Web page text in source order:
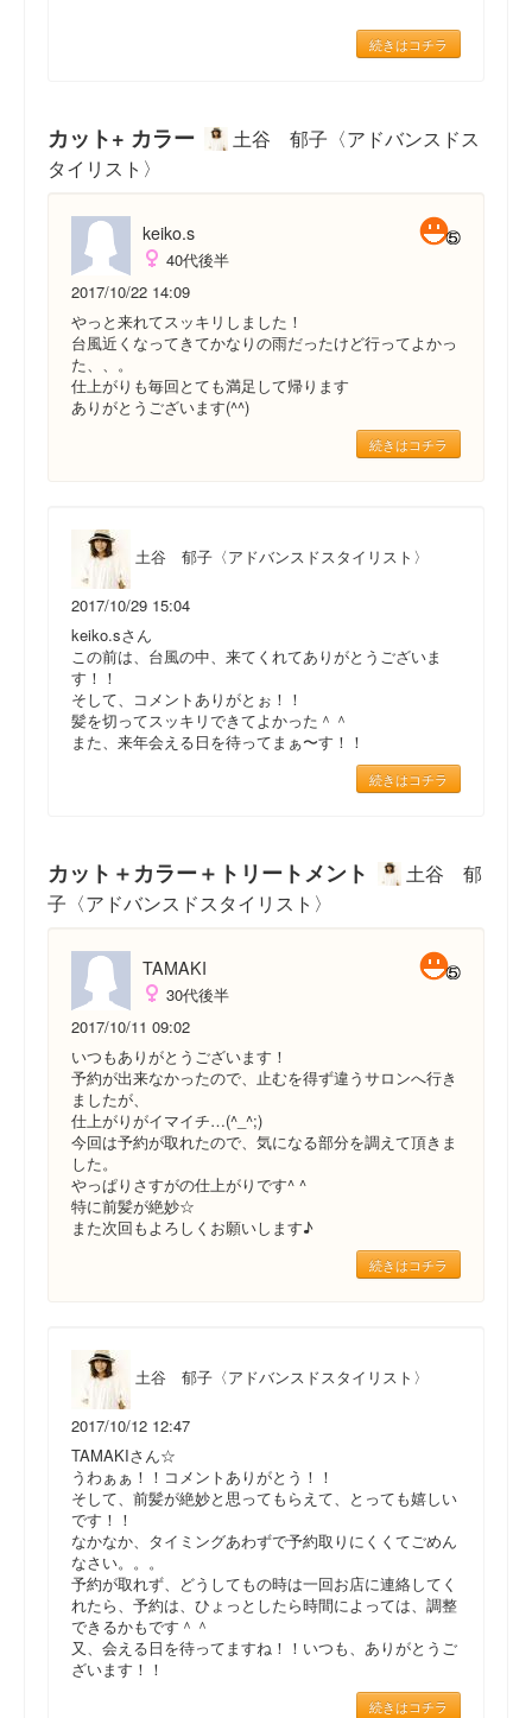
続きはコチラ
カット+ カラー
土谷 郁子〈アドバンスドス
タイリスト〉
keiko.s
40代後半
2017/10/22 14:09
やっと来れてスッキリしました！
台風近くなってきてかなりの雨だったけど行ってよかっ
た、、。
仕上がりも毎回とても満足して帰ります
ありがとうございます(^^)
続きはコチラ
土谷 郁子〈アドバンスドスタイリスト〉
2017/10/29 15:04
keiko.sさん
この前は、台風の中、来てくれてありがとうございま
す！！
そして、コメントありがとぉ！！
髪を切ってスッキリできてよかった＾＾
また、来年会える日を待ってまぁ〜す！！
続きはコチラ
カット＋カラー＋トリートメント
土谷 郁
子〈アドバンスドスタイリスト〉
TAMAKI
30代後半
2017/10/11 09:02
いつもありがとうございます！
予約が出来なかったので、止むを得ず違うサロンへ行き
ましたが、
仕上がりがイマイチ…(^_^;)
今回は予約が取れたので、気になる部分を調えて頂きま
した。
やっぱりさすがの仕上がりです^ ^
特に前髪が絶妙☆
また次回もよろしくお願いします♪
続きはコチラ
土谷 郁子〈アドバンスドスタイリスト〉
2017/10/12 12:47
TAMAKIさん☆
うわぁぁ！！コメントありがとう！！
そして、前髪が絶妙と思ってもらえて、とっても嬉しい
です！！
なかなか、タイミングあわずで予約取りにくくてごめん
なさい。。。
予約が取れず、どうしてもの時は一回お店に連絡してく
れたら、予約は、ひょっとしたら時間によっては、調整
できるかもです＾＾
又、会える日を待ってますね！！いつも、ありがとうご
ざいます！！
続きはコチラ